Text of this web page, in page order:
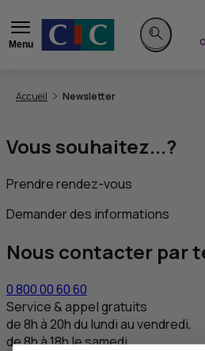
Menu
Rechercher
Accueil Newsletter
Vous souhaitez...?
Prendre rendez-vous
Demander des informations
Nous contacter par
0 800 00 60 60
Service & appel gratuits
de 8h à 20h du lundi au vendredi,
de 8h à 18h le samedi